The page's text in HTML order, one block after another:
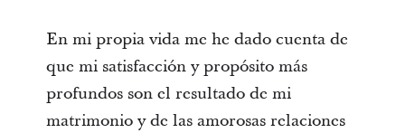
En mi propia vida me he dado cuenta de
que mi satisfacción y propósito más
profundos son el resultado de mi
matrimonio y de las amorosas relaciones